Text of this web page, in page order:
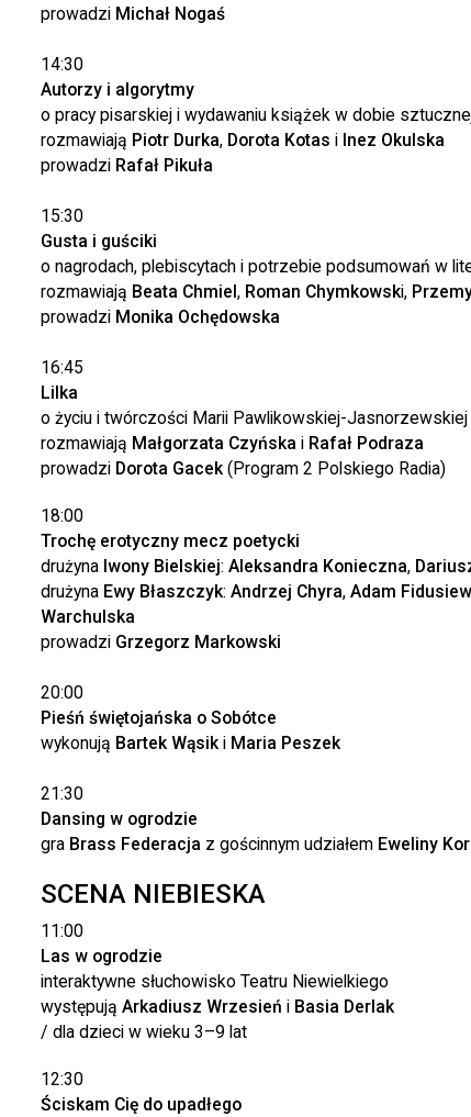
prowadzi Michał Nogaś
14:30
Autorzy i algorytmy
o pracy pisarskiej i wydawaniu książek w dobie
rozmawiają Piotr Durka, Dorota Kotas i Inez Okulska
prowadzi Rafał Pikuła
15:30
Gusta i guściki
o nagrodach, plebiscytach i potrzebie podsumowań w
rozmawiają Beata Chmiel, Roman Chymkowski,
prowadzi Monika Ochędowska
16:45
Lilka
o życiu i twórczości Marii Pawlikowskiej-Jasnorzewskiej
rozmawiają Małgorzata Czyńska i Rafał Podraza
prowadzi Dorota Gacek(Program 2 Polskiego Radia)
18:00
Trochę erotyczny mecz poetycki
drużyna Iwony Bielskiej: Aleksandra Konieczna,
drużyna Ewy Błaszczyk: Andrzej Chyra, Adam
Warchulska
prowadzi Grzegorz Markowski
20:00
Pieśń świętojańska o Sobótce
wykonują Bartek Wąsiki Maria Peszek
21:30
Dansing w ogrodzie
graBrass Federacja z gościnnym udziałem Eweliny
SCENA NIEBIESKA
11:00
Las w ogrodzie
interaktywne słuchowisko Teatru Niewielkiego
występują Arkadiusz Wrzesień i Basia Derlak
/ dla dzieci w wieku 3–9 lat
12:30
Ściskam Cię do upadłego